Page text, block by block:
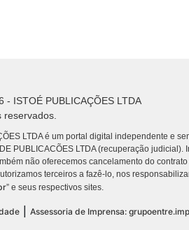
- ISTOÉ PUBLICAÇÕES LTDA
reservados.
LTDA é um portal digital independente e
PUBLICACÕES LTDA (recuperação
não oferecemos cancelamento do
terceiros a fazê-lo, nos
” e seus respectivos sites.
Assessoria de Imprensa: